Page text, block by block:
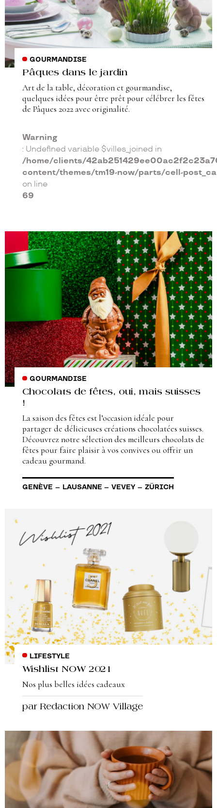
GOURMANDISE
Pâques dans le jardin
Art de la table, décoration et gourmandise,
quelques idées pour être prêt pour célébrer les fêtes
de Pâques 2022 avec originalité.
Warning
: Undefined variable $villes_joined in
/home/clients/
content/themes/tm19-now/parts/cell-
on line
69
GOURMANDISE
Chocolats de fêtes, oui, mais suisses
!
La saison des fêtes est l’occasion idéale pour
partager de délicieuses créations chocolatées suisses.
Découvrez notre sélection des meilleurs chocolats de
fêtes pour faire plaisir à vos convives ou offrir un
cadeau gourmand.
GENÈVE – LAUSANNE – VEVEY – ZÜRICH
LIFESTYLE
Wishlist NOW 2021
Nos plus belles idées cadeaux
par Redaction NOW Village